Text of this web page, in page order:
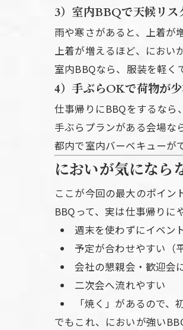
3）室内BBQで天候リス
雨や寒さがあると、上着が
上着が増えるほど、におい
室内BBQなら、服装を軽く
4）手ぶらOKで荷物が少
仕事帰りにBBQをするなら
手ぶらプランがある会場な
都内で室内バーベキューが
においが気になら
ここが今回の最大のポイン
BBQって、実は仕事帰りに
週末を使わずにイベン
予定が合わせやすい（
会社の懇親会・歓迎会
二次会へ流れやすい
「焼く」があるので
でもこれ、においが強い